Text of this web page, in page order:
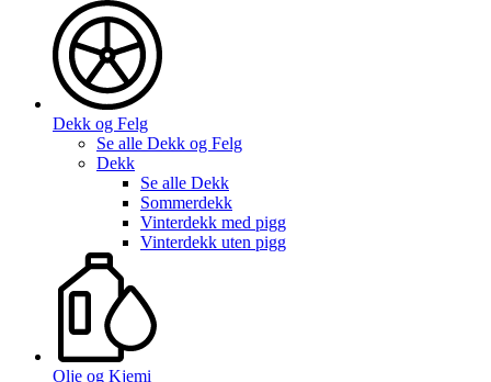
Dekk og Felg
Se alle Dekk og Felg
Dekk
Se alle Dekk
Sommerdekk
Vinterdekk med pigg
Vinterdekk uten pigg
Olje og Kjemi